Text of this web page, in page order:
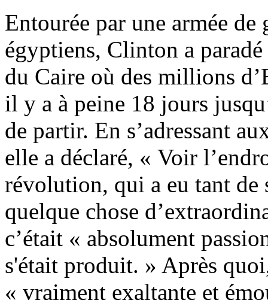
Entourée par une armée
égyptiens, Clinton a
du Caire où des millions
il y a à peine 18 jours
de partir. En s’adressant
elle a déclaré, « Voir
révolution, qui a eu tant
quelque chose
c’était « absolument
s'était produit. » Après
« vraiment exaltante et